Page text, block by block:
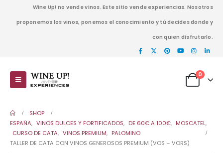
Wine Up! no vende vinos. Este sitio vende experiencias. Nosotros
proponemos los vinos, ponemos el conocimiento y tú decides donde y
con quien disfrutarlo.
0
SHOP
ESPAÑA, VINOS DULCES Y FORTIFICADOS, DE 60€ A 100€, MOSCATEL,
CURSO DE CATA, VINOS PREMIUM, PALOMINO
TALLER DE CATA CON VINOS GENEROSOS PREMIUM (VOS – VORS)